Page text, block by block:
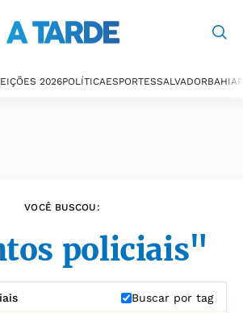
2026POLÍTICAESPORTESSALVADORBAHIA
VOCÊ BUSCOU:
policiais"
Buscar por tag